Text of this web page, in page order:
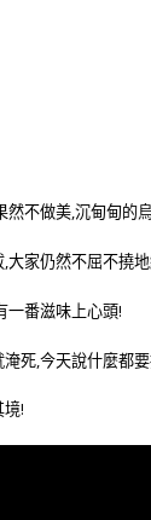
然不做美,沉甸甸的
大家仍然不屈不撓
一番滋味上心頭!
死,今天說什麼都
!